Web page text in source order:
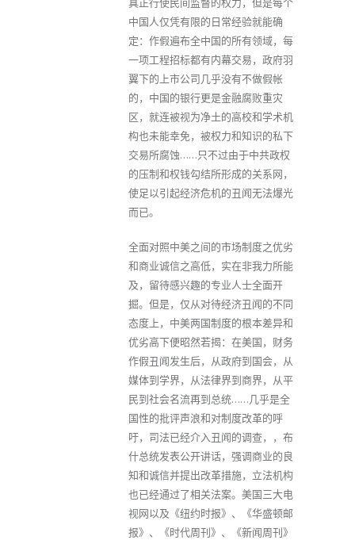
中国人仅凭有限的日常经验就能确
定：作假遍布全中国的所有领域，每
一项工程招标都有内幕交易，政府羽
翼下的上市公司几乎没有不做假帐
的，中国的银行更是金融腐败重灾
区，就连被视为净土的高校和学术机
构也未能幸免，被权力和知识的私下
交易所腐蚀……只不过由于中共政权
的压制和权钱勾结所形成的关系网，
使足以引起经济危机的丑闻无法爆光
而已。
全面对照中美之间的市场制度之优劣
和商业诚信之高低，实在非我力所能
及，留待感兴趣的专业人士全面开
掘。但是，仅从对待经济丑闻的不同
态度上，中美两国制度的根本差异和
优劣高下便昭然若揭：在美国，财务
作假丑闻发生后，从政府到国会，从
媒体到学界，从法律界到商界，从平
民到社会名流再到总统……几乎是全
国性的批评声浪和对制度改革的呼
吁，司法已经介入丑闻的调查，，布
什总统发表公开讲话，强调商业的良
知和诚信并提出改革措施，立法机构
也已经通过了相关法案。美国三大电
视网以及《纽约时报》、《华盛顿邮
报》、《时代周刊》、《新闻周刊》